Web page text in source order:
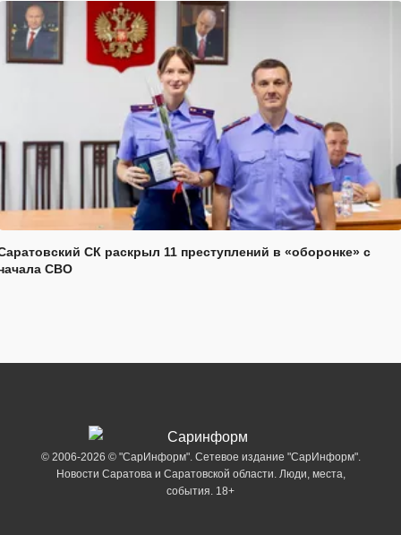
СК раскрыл 11 преступлений в «оборонке» с
СВО
© 2006-2026 © "СарИнформ". Сетевое издание "СарИнформ".
Новости Саратова и Саратовской области. Люди, места,
события. 18+